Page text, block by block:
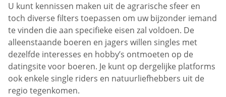
U kunt kennissen maken uit de agrarische sfeer en
toch diverse filters toepassen om uw bijzonder iemand
te vinden die aan specifieke eisen zal voldoen. De
alleenstaande boeren en jagers willen singles met
dezelfde interesses en hobby’s ontmoeten op de
datingsite voor boeren. Je kunt op dergelijke platforms
ook enkele single riders en natuurliefhebbers uit de
regio tegenkomen.